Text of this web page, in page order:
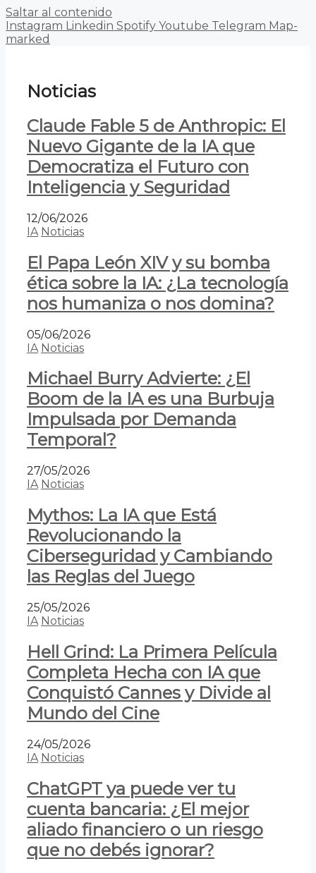
Saltar al contenido
Instagram Linkedin Spotify Youtube Telegram Map-
marked
Noticias
Claude Fable 5 de Anthropic: El
Nuevo Gigante de la IA que
Democratiza el Futuro con
Inteligencia y Seguridad
12/06/2026
IA Noticias
El Papa León XIV y su bomba
ética sobre la IA: ¿La tecnología
nos humaniza o nos domina?
05/06/2026
IA Noticias
Michael Burry Advierte: ¿El
Boom de la IA es una Burbuja
Impulsada por Demanda
Temporal?
27/05/2026
IA Noticias
Mythos: La IA que Está
Revolucionando la
Ciberseguridad y Cambiando
las Reglas del Juego
25/05/2026
IA Noticias
Hell Grind: La Primera Película
Completa Hecha con IA que
Conquistó Cannes y Divide al
Mundo del Cine
24/05/2026
IA Noticias
ChatGPT ya puede ver tu
cuenta bancaria: ¿El mejor
aliado financiero o un riesgo
que no debés ignorar?